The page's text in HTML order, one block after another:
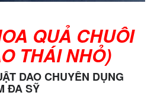
QUẢ CHUÔI
THÁI NHỎ)
DAO CHUYÊN DỤNG
ĐA SỸ